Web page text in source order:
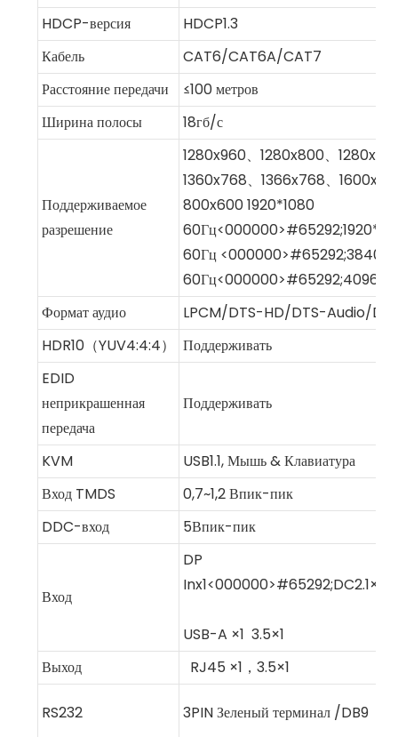
HDCP-версия
HDCP1.3
Кабель
CAT6/CAT6A/CAT7
Расстояние передачи
≤100 метров
Ширина полосы
18гб/с
Поддерживаемое
разрешение
1280x960、1280x800、
1360x768、1366x768、
800x600 1920*1080
60Гц
Формат аудио
LPCM/DTS-HD/DTS-Audio/
HDR10（YUV4:4:4）
Поддерживать
EDID
неприкрашенная
передача
Поддерживать
KVM
USB1.1, Мышь & Клавиатура
Вход TMDS
0,7~1,2 Впик-пик
DDC-вход
5Впик-пик
Вход
DP
Inx1<000000>#65292;DC2.1×1,
USB-A ×1 3.5×1
Выход RJ45 ×1，3.5×1
RS232 3PIN Зеленый терминал /DB9